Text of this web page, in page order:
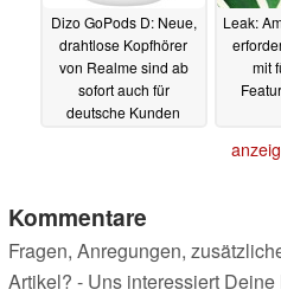
Dizo GoPods D: Neue,
drahtlose Kopfhörer
von Realme sind ab
sofort auch für
deutsche Kunden
Leak:
mit
Kommentare
Fragen, Anregungen,
Artikel? - Uns interessiert